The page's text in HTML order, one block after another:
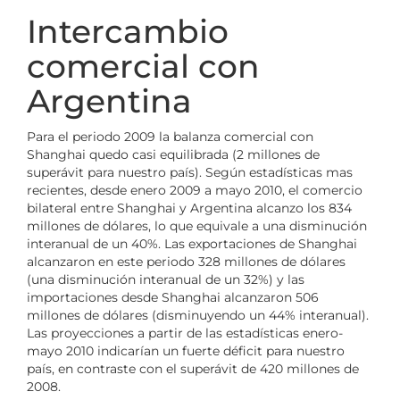
Intercambio
comercial con
Argentina
Para el periodo 2009 la balanza comercial con
Shanghai quedo casi equilibrada (2 millones de
superávit para nuestro país). Según estadísticas mas
recientes, desde enero 2009 a mayo 2010, el comercio
bilateral entre Shanghai y Argentina alcanzo los 834
millones de dólares, lo que equivale a una disminución
interanual de un 40%. Las exportaciones de Shanghai
alcanzaron en este periodo 328 millones de dólares
(una disminución interanual de un 32%) y las
importaciones desde Shanghai alcanzaron 506
millones de dólares (disminuyendo un 44% interanual).
Las proyecciones a partir de las estadísticas enero-
mayo 2010 indicarían un fuerte déficit para nuestro
país, en contraste con el superávit de 420 millones de
2008.